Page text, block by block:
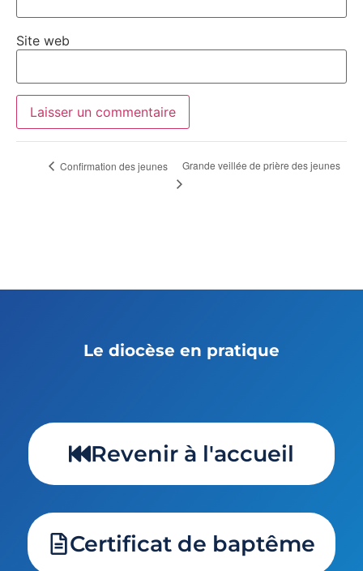
Site web
Confirmation des jeunes Grande veillée de prière des jeunes
Le diocèse en pratique
Revenir à l'accueil
Certificat de baptême